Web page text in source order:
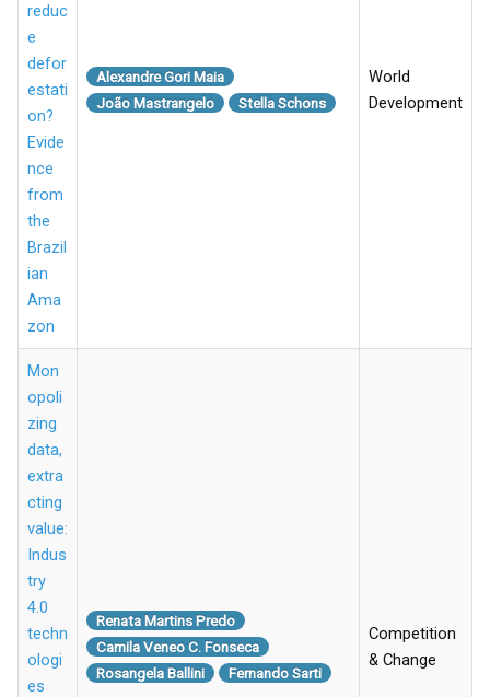
reduc
e
defor
estati
on?
Evide
nce
from
the
Brazil
ian
Ama
zon
Alexandre Gori Maia
João Mastrangelo
Stella Schons
World
Development
Mon
opoli
zing
data,
extra
cting
value:
Indus
try
4.0
techn
ologi
es
Renata Martins Predo
Camila Veneo C. Fonseca
Rosangela Ballini
Fernando Sarti
Competition
& Change